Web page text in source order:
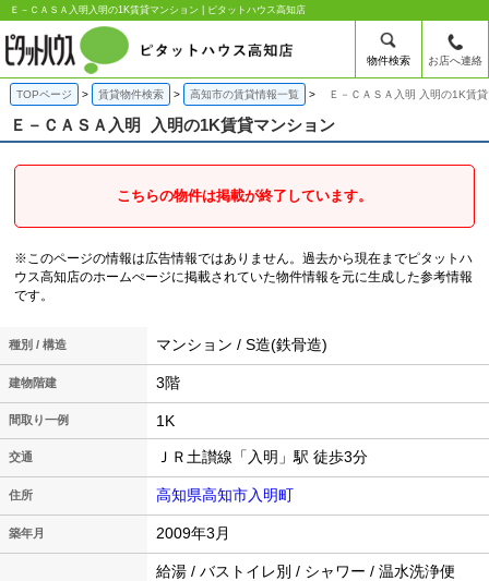
Ｅ－ＣＡＳＡ入明入明の1K賃貸マンション | ピタットハウス高知店
物件検索 お店へ連絡
TOPページ 賃貸物件検索 高知市の賃貸情報一覧 Ｅ－ＣＡＳＡ入明 入明の1K賃
Ｅ－ＣＡＳＡ入明 入明の1K賃貸マンション
こちらの物件は掲載が終了しています。
※このページの情報は広告情報ではありません。過去から現在までピタットハ
ウス高知店のホームぺージに掲載されていた物件情報を元に生成した参考情報
です。
種別 / 構造 マンション / S造(鉄骨造)
建物階建 3階
間取り一例 1K
交通 ＪＲ土讃線「入明」駅 徒歩3分
住所 高知県高知市入明町
築年月 2009年3月
給湯 / バストイレ別 / シャワー / 温水洗浄便